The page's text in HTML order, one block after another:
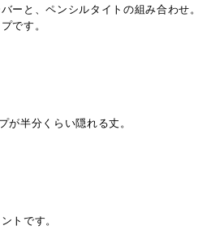
ーと、ペンシルタイトの組み合わせ。
です。
が半分くらい隠れる丈。
トです。